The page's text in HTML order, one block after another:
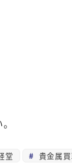
堂 貴金属